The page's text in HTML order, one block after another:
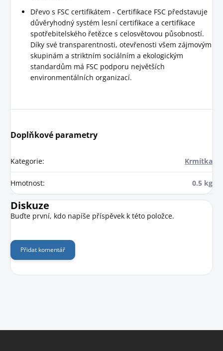
Dřevo s FSC certifikátem - Certifikace FSC představuje
důvěryhodný systém lesní certifikace a certifikace
spotřebitelského řetězce s celosvětovou působností.
Díky své transparentnosti, otevřenosti všem zájmovým
skupinám a striktním sociálním a ekologickým
standardům má FSC podporu největších
environmentálních organizací.
Doplňkové parametry
Kategorie: Krmítka
Hmotnost: 0.5 kg
Diskuze
Buďte první, kdo napíše příspěvek k této položce.
Přidat komentář
Z